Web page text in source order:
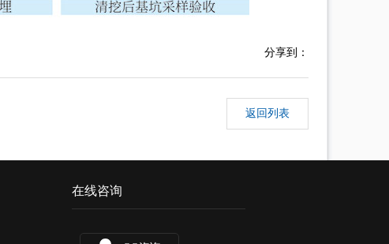
分享到：
返回列表
在线咨询